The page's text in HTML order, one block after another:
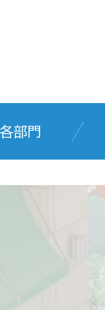
部門